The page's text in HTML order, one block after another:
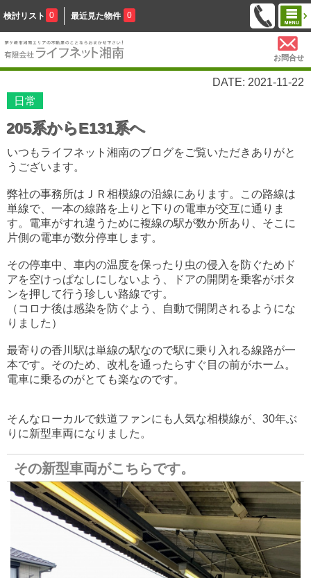
検討リスト 0 最近見た物件 0
お問合せ
DATE: 2021-11-22
日常
205系からE131系へ
いつもライフネット湘南のブログをご覧いただきありがと
うございます。
弊社の事務所はＪＲ相模線の沿線にあります。この路線は
単線で、一本の線路を上りと下りの電車が交互に通りま
す。電車がすれ違うために複線の駅が数か所あり、そこに
片側の電車が数分停車します。
その停車中、車内の温度を保ったり虫の侵入を防ぐためド
アを空けっぱなしにしないよう、ドアの開閉を乗客がボタ
ンを押して行う珍しい路線です。
（コロナ後は感染を防ぐよう、自動で開閉されるようにな
りました）
最寄りの香川駅は単線の駅なので駅に乗り入れる線路が一
本です。そのため、改札を通ったらすぐ目の前がホーム。
電車に乗るのがとても楽なのです。
そんなローカルで鉄道ファンにも人気な相模線が、30年ぶ
りに新型車両になりました。
その新型車両がこちらです。